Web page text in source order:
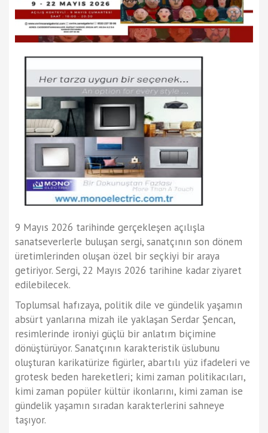
9 Mayıs 2026 tarihinde gerçekleşen açılışla
sanatseverlerle buluşan sergi, sanatçının son dönem
üretimlerinden oluşan özel bir seçkiyi bir araya
getiriyor. Sergi, 22 Mayıs 2026 tarihine kadar ziyaret
edilebilecek.
Toplumsal hafızaya, politik dile ve gündelik yaşamın
absürt yanlarına mizah ile yaklaşan Serdar Şencan,
resimlerinde ironiyi güçlü bir anlatım biçimine
dönüştürüyor. Sanatçının karakteristik üslubunu
oluşturan karikatürize figürler, abartılı yüz ifadeleri ve
grotesk beden hareketleri; kimi zaman politikacıları,
kimi zaman popüler kültür ikonlarını, kimi zaman ise
gündelik yaşamın sıradan karakterlerini sahneye
taşıyor.